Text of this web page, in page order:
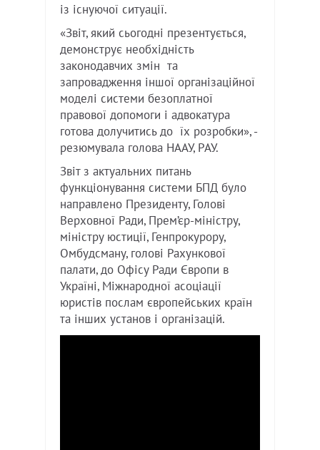
із існуючої ситуації.
«Звіт, який сьогодні презентується,
демонструє необхідність
законодавчих змін та
запровадження іншої організаційної
моделі системи безоплатної
правової допомоги і адвокатура
готова долучитись до їх розробки», -
резюмувала голова НААУ, РАУ.
Звіт з актуальних питань
функціонування системи БПД було
направлено Президенту, Голові
Верховної Ради, Прем’єр-міністру,
міністру юстиції, Генпрокурору,
Омбудсману, голові Рахункової
палати, до Офісу Ради Європи в
Україні, Міжнародної асоціації
юристів послам європейських країн
та інших установ і організацій.